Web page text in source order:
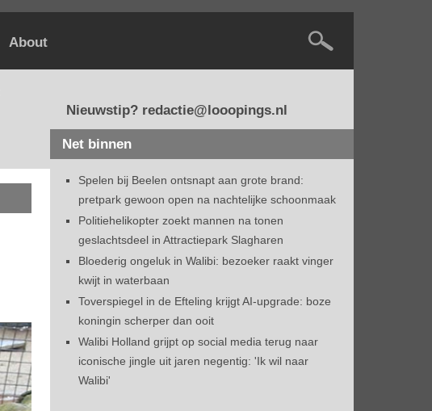
About
Nieuwstip? redactie@looopings.nl
Net binnen
Spelen bij Beelen ontsnapt aan grote brand:
pretpark gewoon open na nachtelijke schoonmaak
Politiehelikopter zoekt mannen na tonen
geslachtsdeel in Attractiepark Slagharen
Bloederig ongeluk in Walibi: bezoeker raakt vinger
kwijt in waterbaan
Toverspiegel in de Efteling krijgt AI-upgrade: boze
koningin scherper dan ooit
Walibi Holland grijpt op social media terug naar
iconische jingle uit jaren negentig: 'Ik wil naar
Walibi'